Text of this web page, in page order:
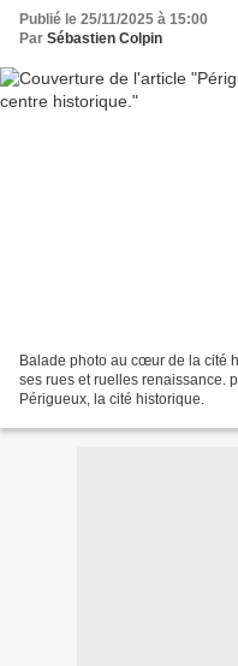
Publié le 25/11/2025 à 15:00
Par Sébastien Colpin
Balade photo au cœur de la cité
ses rues et ruelles renaissance.
Périgueux, la cité historique.